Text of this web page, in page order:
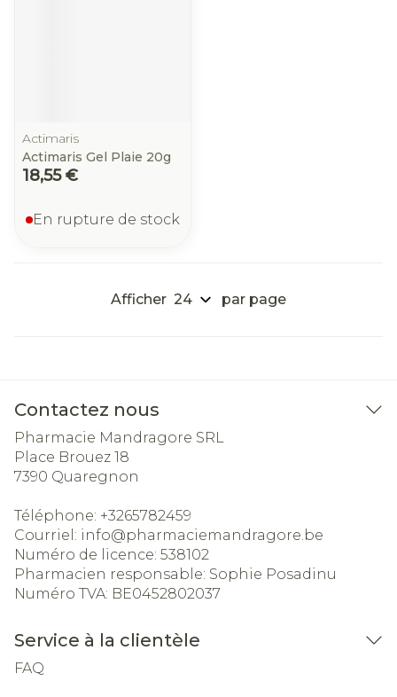
Actimaris
Actimaris Gel Plaie 20g
18,55 €
En rupture de stock
Afficher par page
Contactez nous
Pharmacie Mandragore SRL
Place Brouez 18
7390 Quaregnon
Téléphone: +3265782459
Courriel: info@pharmaciemandragore.be
Numéro de licence: 538102
Pharmacien responsable: Sophie Posadinu
Numéro TVA: BE0452802037
Service à la clientèle
FAQ